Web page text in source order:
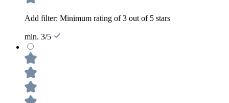
Add filter: Minimum rating of 3 out of 5 stars
min. 3/5